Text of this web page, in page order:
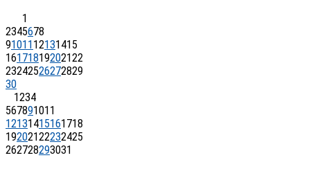
1
2345678
91011 12131415
16171819202122
23242526272829
30
1234
567891011
12131415161718
19202122232425
262728293031